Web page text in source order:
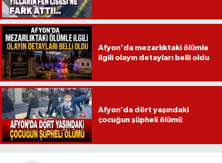
Afyon'da mezarlıktaki ölümle
ilgili olayın detayları belli oldu
Afyon’da dört yaşındaki
çocuğun şüpheli ölümü